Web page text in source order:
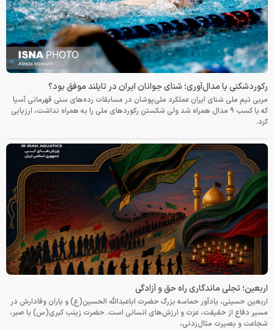
رکوردشکنی یا مدال‌آوری؛ شنای جوانان ایران در تایلند موفق بود؟
مربی تیم ملی شنای ایران عملکرد ملی‌پوشان در مسابقات رده‌های سنی قهرمانی آسیا
که با کسب ۹ مدال همراه شد ولی شکستن رکوردهای ملی را به همراه نداشت، ارزیابی
کرد.
اربعین؛ تجلی ماندگاری راه حق و آزادگی
اربعین حسینی، یادآور حماسه بزرگ حضرت اباعبدالله الحسین(ع) و یاران وفادارش در
مسیر دفاع از حقیقت، عزت و ارزش‌های انسانی است. حضرت زینب کبری(س) با صبر،
شجاعت و بصیرت مثال‌زدنی،